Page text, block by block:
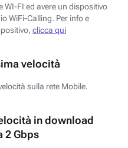
WI-FI ed avere un dispositivo
WiFi-Calling. Per info e
clicca qui
velocità
sulla rete Mobile.
in download
2 Gbps